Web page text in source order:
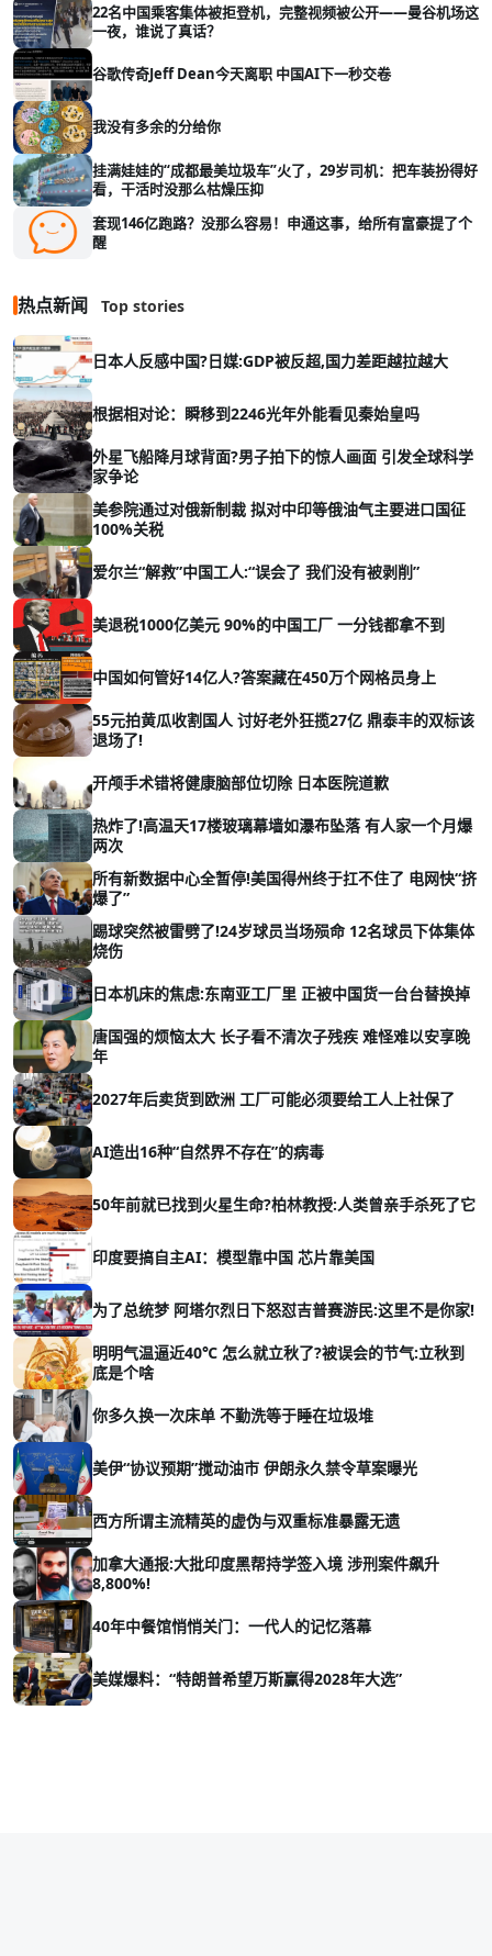
22名中国乘客集体被拒登机，完整视频被公开——曼谷机场这
一夜，谁说了真话？
谷歌传奇Jeff Dean今天离职 中国AI下一秒交卷
我没有多余的分给你
挂满娃娃的“成都最美垃圾车”火了，29岁司机：把车装扮得好
看，干活时没那么枯燥压抑
套现146亿跑路？没那么容易！申通这事，给所有富豪提了个
醒
热点新闻 Top stories
日本人反感中国?日媒:GDP被反超,国力差距越拉越大
根据相对论：瞬移到2246光年外能看见秦始皇吗
外星飞船降月球背面?男子拍下的惊人画面 引发全球科学
家争论
美参院通过对俄新制裁 拟对中印等俄油气主要进口国征
100%关税
爱尔兰“解救”中国工人:“误会了 我们没有被剥削”
美退税1000亿美元 90%的中国工厂 一分钱都拿不到
中国如何管好14亿人?答案藏在450万个网格员身上
55元拍黄瓜收割国人 讨好老外狂揽27亿 鼎泰丰的双标该
退场了!
开颅手术错将健康脑部位切除 日本医院道歉
热炸了!高温天17楼玻璃幕墙如瀑布坠落 有人家一个月爆
两次
所有新数据中心全暂停!美国得州终于扛不住了 电网快“挤
爆了”
踢球突然被雷劈了!24岁球员当场殒命 12名球员下体集体
烧伤
日本机床的焦虑:东南亚工厂里 正被中国货一台台替换掉
唐国强的烦恼太大 长子看不清次子残疾 难怪难以安享晚
年
2027年后卖货到欧洲 工厂可能必须要给工人上社保了
AI造出16种“自然界不存在”的病毒
50年前就已找到火星生命?柏林教授:人类曾亲手杀死了它
印度要搞自主AI：模型靠中国 芯片靠美国
为了总统梦 阿塔尔烈日下怒怼吉普赛游民:这里不是你家!
明明气温逼近40℃ 怎么就立秋了?被误会的节气:立秋到
底是个啥
你多久换一次床单 不勤洗等于睡在垃圾堆
美伊“协议预期”搅动油市 伊朗永久禁令草案曝光
西方所谓主流精英的虚伪与双重标准暴露无遗
加拿大通报:大批印度黑帮持学签入境 涉刑案件飙升
8,800%!
40年中餐馆悄悄关门：一代人的记忆落幕
美媒爆料：“特朗普希望万斯赢得2028年大选”